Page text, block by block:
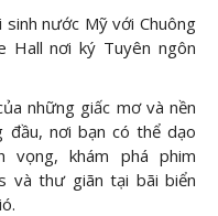
sinh nước Mỹ với Chuông
Hall nơi ký Tuyên ngôn
những giấc mơ và nền
đầu, nơi bạn có thể dạo
khám phá phim
và thư giãn tại bãi biển